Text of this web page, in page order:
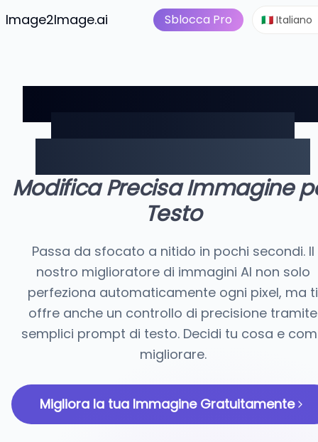
Image2Image.ai
Suite Immagini IA Da immagine a video
Sblocca Pro 🇮🇹 Italiano
AI: Foto Perfette con
Modifica Precisa Immagine
Testo
Passa da sfocato a nitido in pochi secondi. Il
nostro miglioratore di immagini AI non solo
perfeziona automaticamente ogni pixel, ma ti
offre anche un controllo di precisione tramite
semplici prompt di testo. Decidi tu cosa e
migliorare.
Migliora la tua Immagine Gratuitamente